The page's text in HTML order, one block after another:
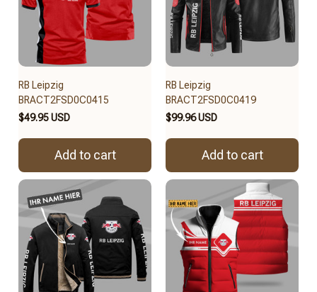
RB Leipzig
BRACT2FSD0C0415
$49.95 USD
Add to cart
RB Leipzig
BRACT2FSD0C0419
$99.96 USD
Add to cart